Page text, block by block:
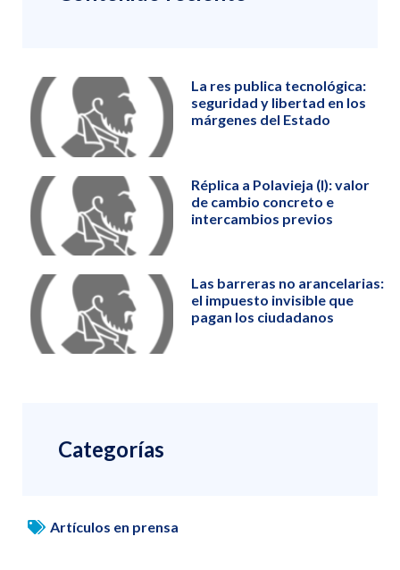
La res publica tecnológica:
seguridad y libertad en los
márgenes del Estado
Réplica a Polavieja (I): valor
de cambio concreto e
intercambios previos
Las barreras no arancelarias:
el impuesto invisible que
pagan los ciudadanos
Categorías
Artículos en prensa